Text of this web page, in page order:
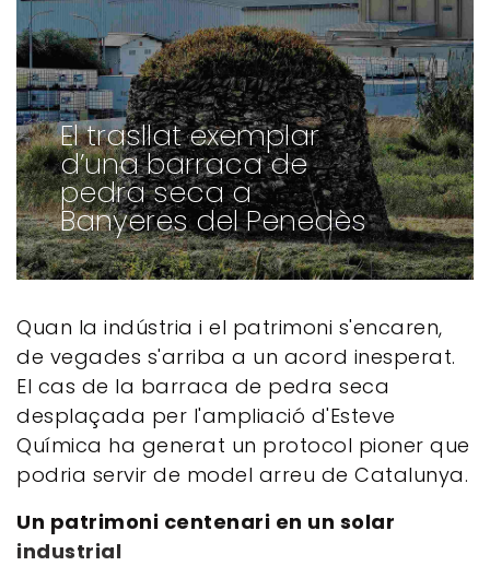
El trasllat exemplar
d’una barraca de
pedra seca a
Banyeres del Penedès
Quan la indústria i el patrimoni s'encaren,
de vegades s'arriba a un acord inesperat.
El cas de la barraca de pedra seca
desplaçada per l'ampliació d'Esteve
Química ha generat un protocol pioner que
podria servir de model arreu de Catalunya.
Un patrimoni centenari en un solar
industrial